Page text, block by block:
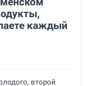
каждый
второй